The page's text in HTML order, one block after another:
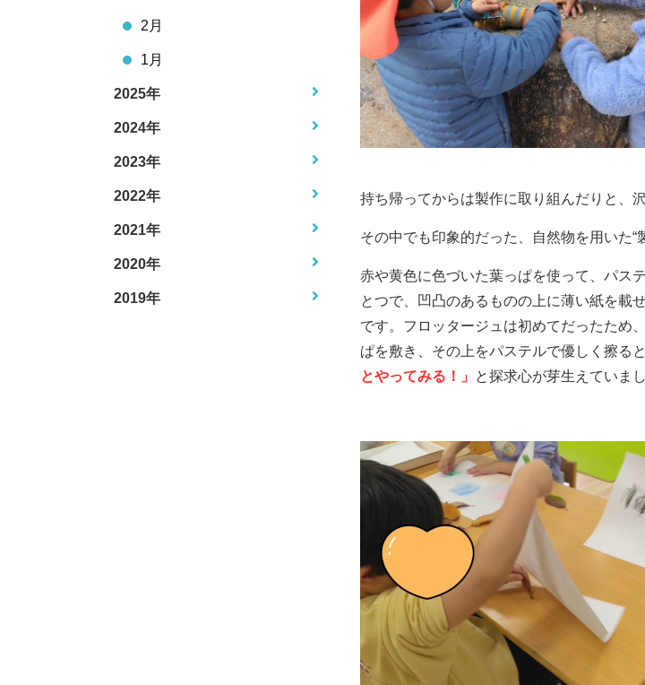
2月
1月
2025年
2024年
2023年
2022年
2021年
2020年
2019年
持ち帰ってからは製作に取り組んだりと、
その中でも印象的だった、自然物を用いた“
赤や黄色に色づいた葉っぱを使って、パス
とつで、凹凸のあるものの上に薄い紙を載
です。フロッタージュは初めてだったため、
ぱを敷き、その上をパステルで優しく擦る
とやってみる！」
と探求心が芽生えていまし